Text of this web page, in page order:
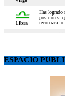
ESPACIO